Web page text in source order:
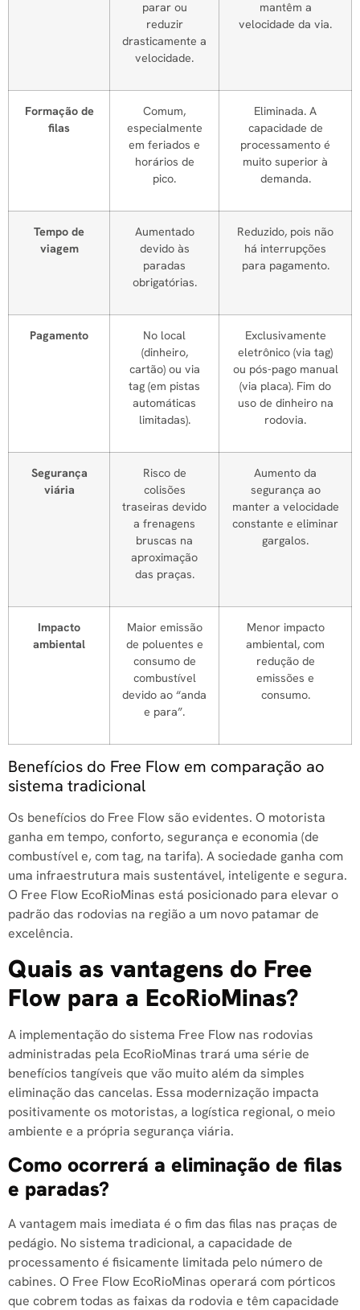
parar ou
reduzir
drasticamente a
velocidade.
mantêm a
velocidade da via.
Formação de
filas
Comum,
especialmente
em feriados e
horários de
pico.
Eliminada. A
capacidade de
processamento é
muito superior à
demanda.
Tempo de
viagem
Aumentado
devido às
paradas
obrigatórias.
Reduzido, pois não
há interrupções
para pagamento.
Pagamento
No local
(dinheiro,
cartão) ou via
tag (em pistas
automáticas
limitadas).
Exclusivamente
eletrônico (via tag)
ou pós-pago manual
(via placa). Fim do
uso de dinheiro na
rodovia.
Segurança
viária
Risco de
colisões
traseiras devido
a frenagens
bruscas na
aproximação
das praças.
Aumento da
segurança ao
manter a velocidade
constante e eliminar
gargalos.
Impacto
ambiental
Maior emissão
de poluentes e
consumo de
combustível
devido ao “anda
e para”.
Menor impacto
ambiental, com
redução de
emissões e
consumo.
Benefícios do Free Flow em comparação ao
sistema tradicional
Os benefícios do Free Flow são evidentes. O motorista
ganha em tempo, conforto, segurança e economia (de
combustível e, com tag, na tarifa). A sociedade ganha com
uma infraestrutura mais sustentável, inteligente e segura.
O Free Flow EcoRioMinas está posicionado para elevar o
padrão das rodovias na região a um novo patamar de
excelência.
Quais as vantagens do Free
Flow para a EcoRioMinas?
A implementação do sistema Free Flow nas rodovias
administradas pela EcoRioMinas trará uma série de
benefícios tangíveis que vão muito além da simples
eliminação das cancelas. Essa modernização impacta
positivamente os motoristas, a logística regional, o meio
ambiente e a própria segurança viária.
Como ocorrerá a eliminação de filas
e paradas?
A vantagem mais imediata é o fim das filas nas praças de
pedágio. No sistema tradicional, a capacidade de
processamento é fisicamente limitada pelo número de
cabines. O Free Flow EcoRioMinas operará com pórticos
que cobrem todas as faixas da rodovia e têm capacidade